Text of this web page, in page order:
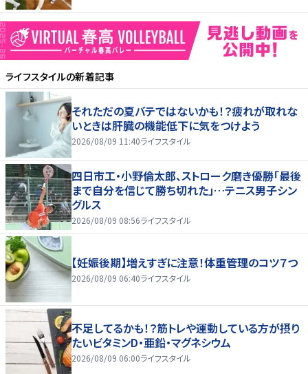
ライフスタイルの新着記事
それただの夏バテではないかも！？疲れが取れな
いときは肝臓の機能低下に気をつけよう
2026/08/09 11:40ライフスタイル
四日市工・小野倫太郎、ストローク磨き優勝「最後
まで自分を信じて勝ち切れた」…テニス男子シン
グルス
2026/08/09 08:56ライフスタイル
【妊娠後期】増えすぎに注意！体重管理のコツ７つ
2026/08/09 06:40ライフスタイル
不足してるかも！？筋トレや運動している方が摂り
たいビタミンD・亜鉛・マグネシウム
2026/08/09 06:00ライフスタイル